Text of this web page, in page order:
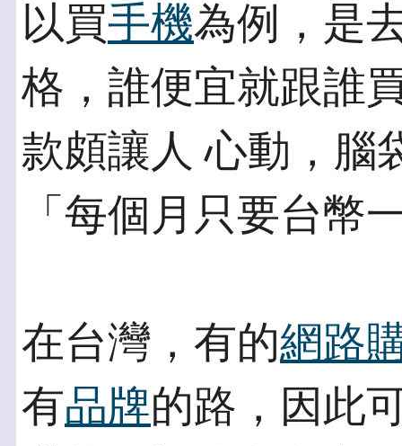
以買手機為例，是
格，誰便宜就跟誰
款頗讓人 心動，腦
「每個月只要台幣
在台灣，有的網路
有品牌的路，因此